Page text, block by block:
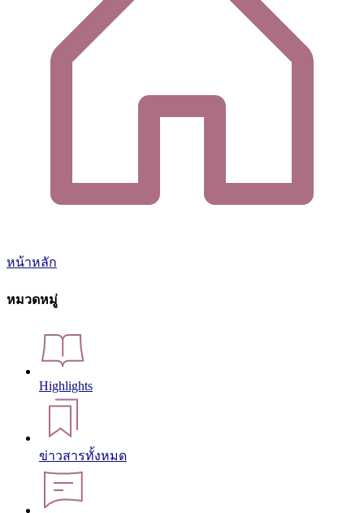
หน้าหลัก
หมวดหมู่
Highlights
ข่าวสารทั้งหมด